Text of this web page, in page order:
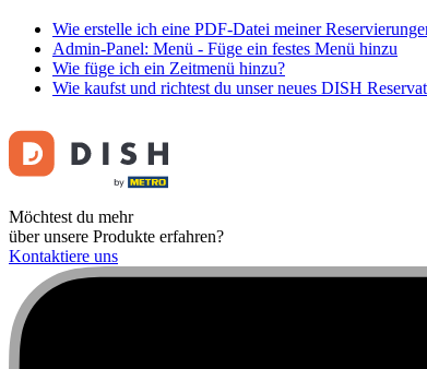
Wie erstelle ich eine PDF-Datei meiner
Admin-Panel: Menü - Füge ein festes Menü hinzu
Wie füge ich ein Zeitmenü hinzu?
Wie kaufst und richtest du unser neues DISH
Möchtest du mehr
über unsere Produkte erfahren?
Kontaktiere uns